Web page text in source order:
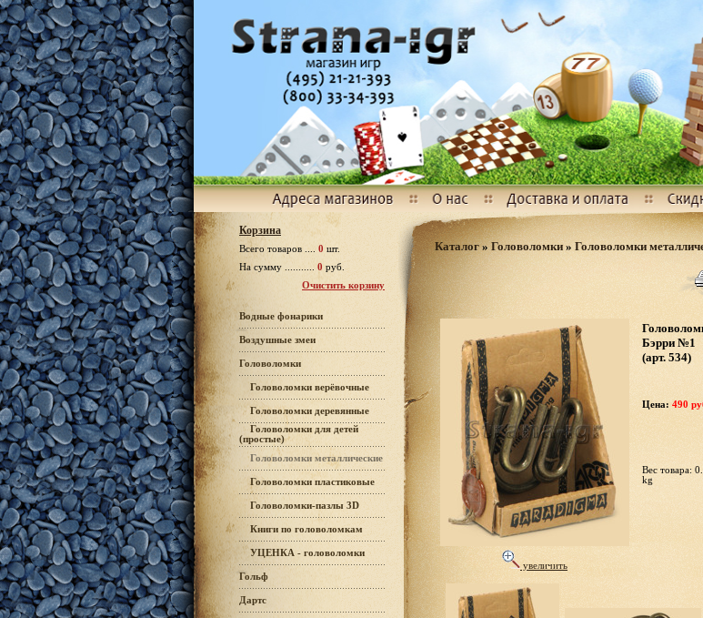
Корзина
Всего товаров .... 0 шт.
На сумму ........... 0 руб.
Очистить корзину
Водные фонарики
Воздушные змеи
Головоломки
Головоломки верёвочные
Головоломки деревянные
Головоломки для детей
(простые)
Головоломки металлические
Головоломки пластиковые
Головоломки-пазлы 3D
Книги по головоломкам
УЦЕНКА - головоломки
Гольф
Дартс
Каталог»Головоломки» Головоломки
увеличить
Бэрри №1
(арт. 534)
Цена: 490
Вес товара:
kg